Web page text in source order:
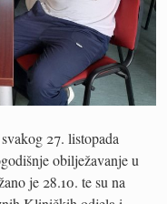
27. listopada
obilježavanje u
je 28.10. te su na